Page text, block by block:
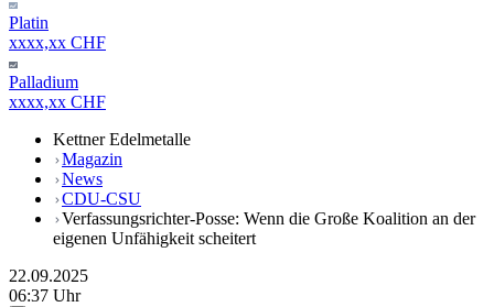
Platin
xxxx,xx CHF
Palladium
xxxx,xx CHF
Kettner Edelmetalle
Magazin
News
CDU-CSU
Verfassungsrichter-Posse: Wenn die Große Koalition an der
eigenen Unfähigkeit scheitert
22.09.2025
06:37 Uhr